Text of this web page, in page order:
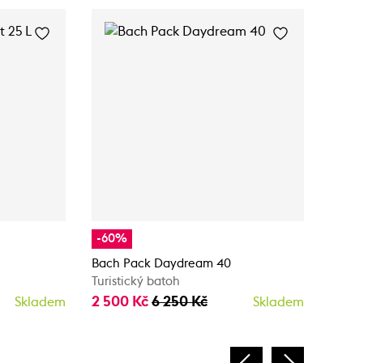
Skladem
-60%
Bach Pack Daydream 40
Turistický batoh
2 500 Kč 6 250 Kč Skladem